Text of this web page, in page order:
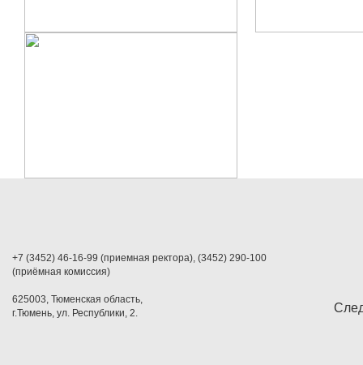
+7 (3452) 46-16-99 (приемная ректора), (3452) 290-100
(приёмная комиссия)
625003, Тюменская область,
г.Тюмень, ул. Республики, 2.